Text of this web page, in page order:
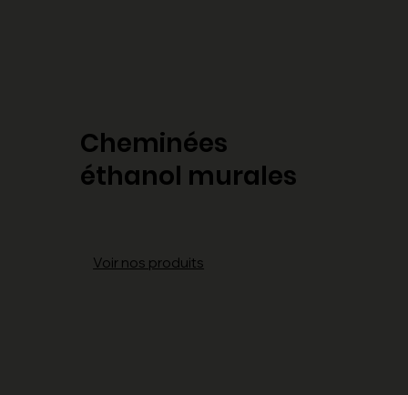
Voir nos produits
Cheminées
éthanol murales